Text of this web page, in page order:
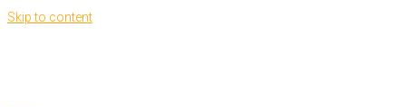
Skip to content